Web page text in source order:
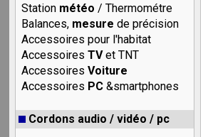
Station météo / Thermométre
Balances, mesure de précision
Accessoires pour l'habitat
AccessoiresTVet TNT
AccessoiresVoiture
Accessoires PC &smartphones
Cordons audio / vidéo / pc